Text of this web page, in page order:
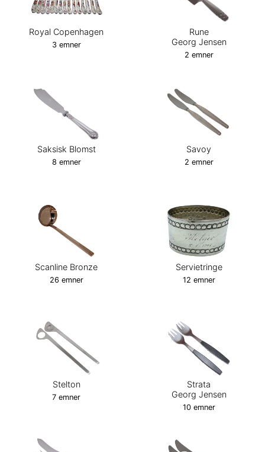
Royal Copenhagen
3 emner
Rune
Georg Jensen
2 emner
Saksisk Blomst
8 emner
Savoy
2 emner
Scanline Bronze
26 emner
Servietringe
12 emner
Stelton
7 emner
Strata
Georg Jensen
10 emner